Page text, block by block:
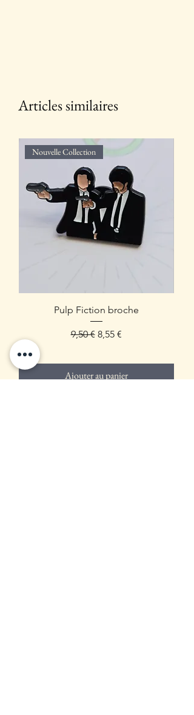
Articles similaires
Nouvelle Collection
Pulp Fiction broche
Prix original
9,50 € Prix promotionnel
8,55 €
Ajouter au panier